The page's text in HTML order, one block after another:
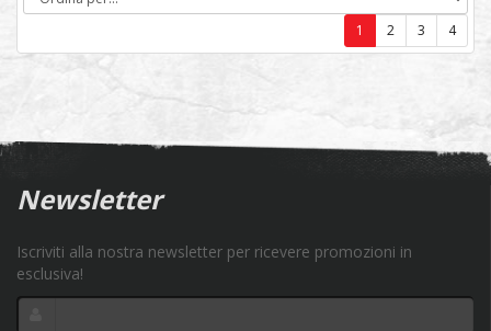
1 2 3 4
Newsletter
Iscriviti alla nostra newsletter per ricevere promozioni in
esclusiva!